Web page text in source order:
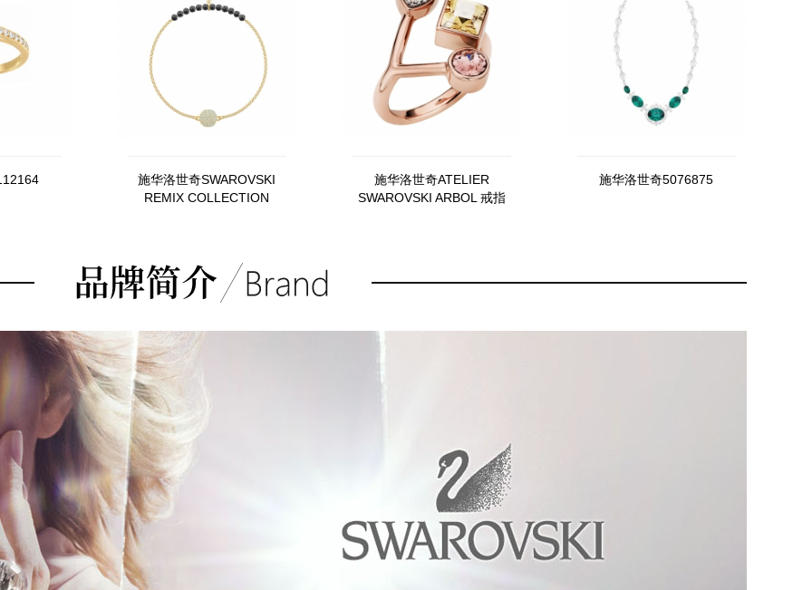
施华洛世奇SWAROVSKI
REMIX COLLECTION
施华洛世奇ATELIER
SWAROVSKI ARBOL 戒指
施华洛世奇5076875